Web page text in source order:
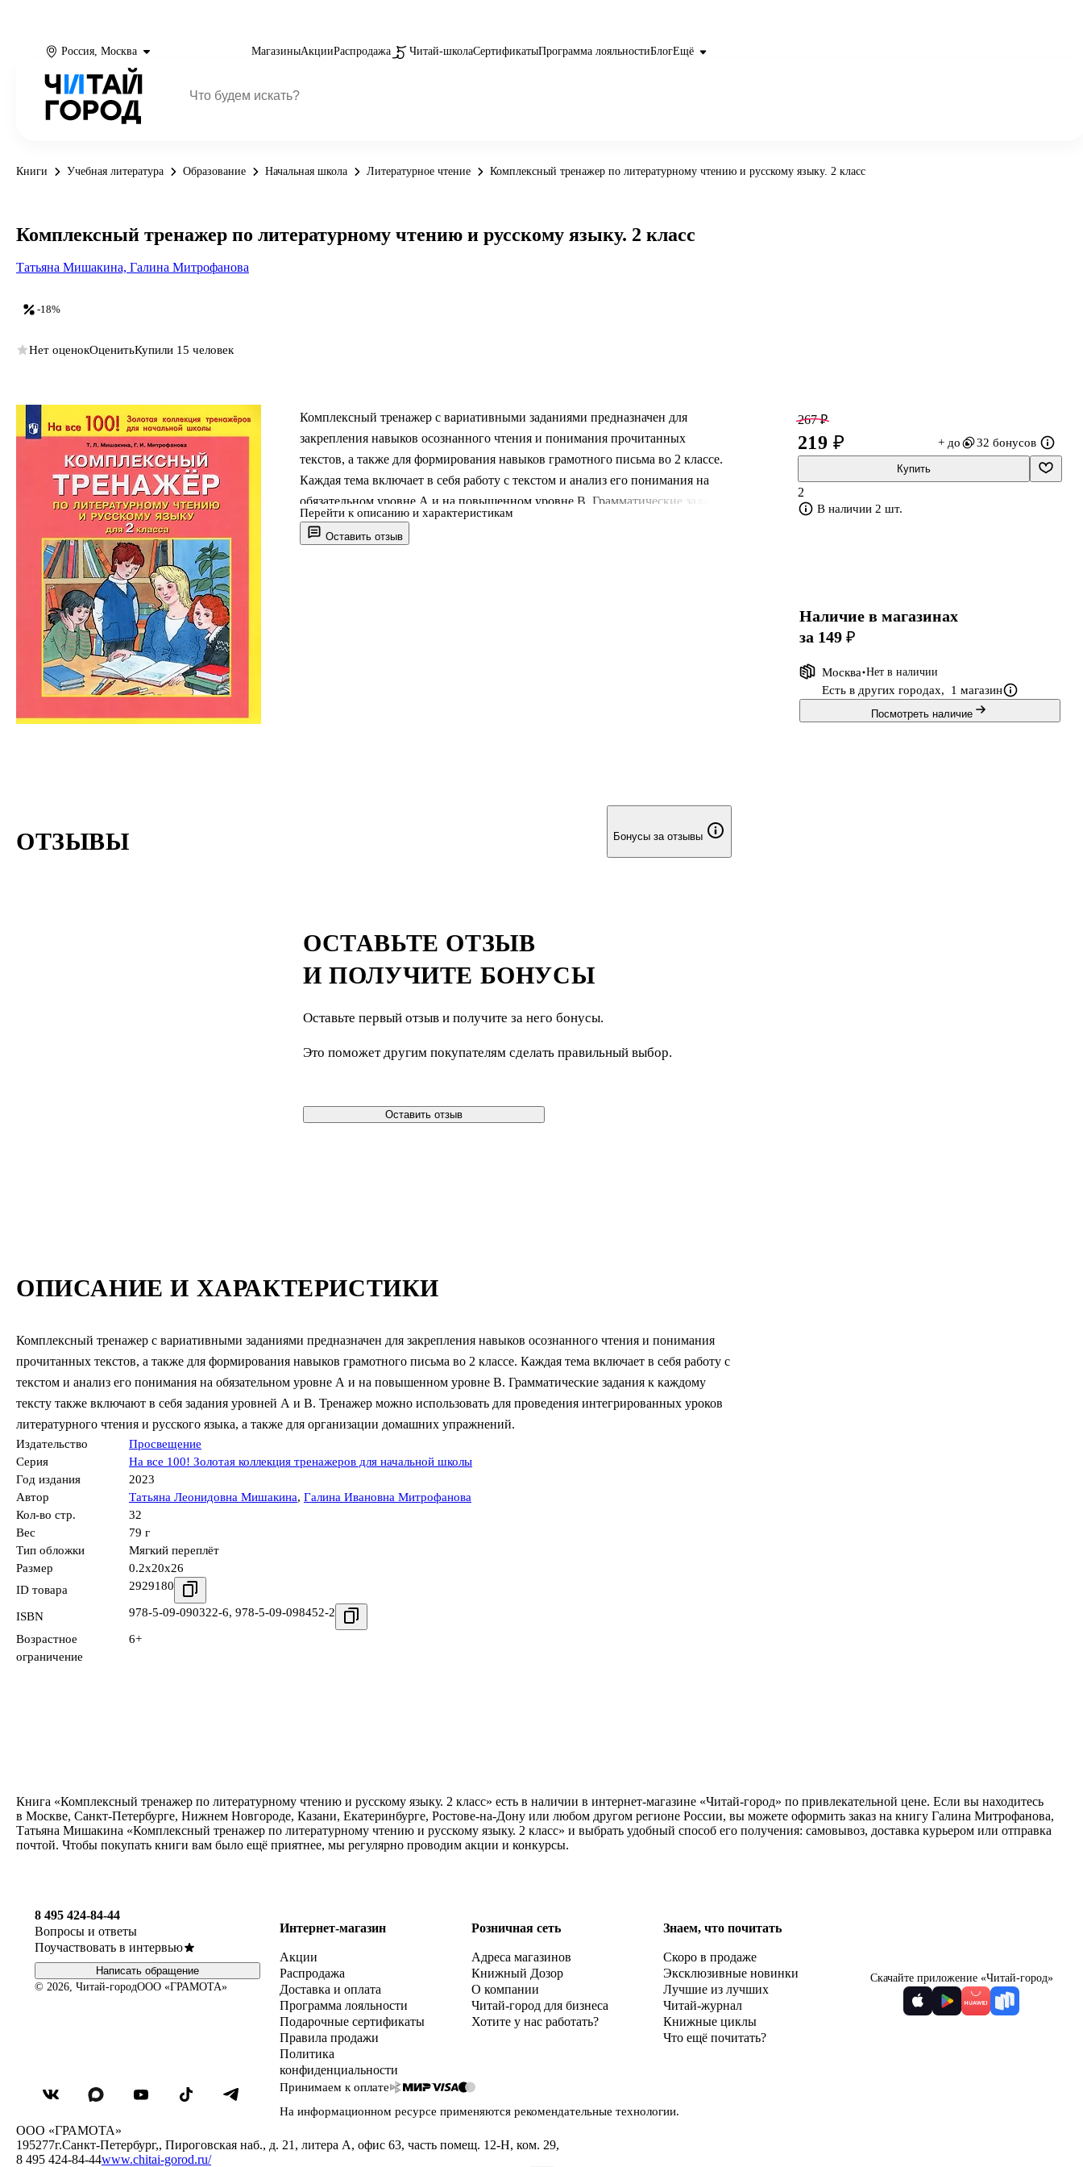
Россия, Москва МагазиныАкцииРаспродажа Читай-школаСертификатыПрограмма лояльностиБлогЕщё
Книги Учебная литература Образование Начальная школа Литературное чтение Комплексный тренажер по литературному чтению и русскому языку. 2 класс
Оставить отзыв
Комплексный тренажер с вариативными заданиями предназначен для
закрепления навыков осознанного чтения и понимания прочитанных
текстов, а также для формирования навыков грамотного письма во 2 классе.
Каждая тема включает в себя работу с текстом и анализ его понимания на
обязательном уровне А и на повышенном уровне В. Грамматические задания
к каждому тексту также включают в себя задания уровней А и В. Тренажер
можно использовать для проведения интегрированных уроков литературного
Перейти к описанию и характеристикам
-18%
Комплексный тренажер по литературному чтению и русскому языку. 2 класс
Татьяна Мишакина, Галина Митрофанова
Нет оценокОценитьКупили 15 человек
267 ₽
219 ₽ + до 32 бонусов
Купить
2
В наличии 2 шт.
Наличие в магазинах
за 149 ₽
Москва Нет в наличии
Есть в других городах, 1 магазин
Посмотреть наличие
ОПИСАНИЕ И ХАРАКТЕРИСТИКИ
Комплексный тренажер с вариативными заданиями предназначен для закрепления навыков осознанного чтения и понимания
прочитанных текстов, а также для формирования навыков грамотного письма во 2 классе. Каждая тема включает в себя работу с
текстом и анализ его понимания на обязательном уровне А и на повышенном уровне В. Грамматические задания к каждому
тексту также включают в себя задания уровней А и В. Тренажер можно использовать для проведения интегрированных уроков
литературного чтения и русского языка, а также для организации домашних упражнений.
Издательство
Просвещение
Серия
На все 100! Золотая коллекция тренажеров для начальной школы
Год издания
2023
Автор
Татьяна Леонидовна Мишакина, Галина Ивановна Митрофанова
Кол-во стр.
32
Вес
79 г
Тип обложки
Мягкий переплёт
Размер
0.2x20x26
ID товара
2929180
ISBN 978-5-09-090322-6, 978-5-09-098452-2
Возрастное
ограничение
6+
ОТЗЫВЫ Бонусы за отзывы
ОСТАВЬТЕ ОТЗЫВ
И ПОЛУЧИТЕ БОНУСЫ
Оставьте первый отзыв и получите за него бонусы.
Это поможет другим покупателям сделать правильный выбор.
Оставить отзыв
Книга «Комплексный тренажер по литературному чтению и русскому языку. 2 класс» есть в наличии в интернет-магазине «Читай-город» по привлекательной цене. Если вы находитесь
в Москве, Санкт-Петербурге, Нижнем Новгороде, Казани, Екатеринбурге, Ростове-на-Дону или любом другом регионе России, вы можете оформить заказ на книгу Галина Митрофанова,
Татьяна Мишакина «Комплексный тренажер по литературному чтению и русскому языку. 2 класс» и выбрать удобный способ его получения: самовывоз, доставка курьером или отправка
почтой. Чтобы покупать книги вам было ещё приятнее, мы регулярно проводим акции и конкурсы.
8 495 424-84-44
Вопросы и ответы
Поучаствовать в интервью
Написать обращение
© 2026, Читай-городООО «ГРАМОТА»
Интернет-магазин
Акции
Распродажа
Доставка и оплата
Программа лояльности
Подарочные сертификаты
Правила продажи
Политика
конфиденциальности
Розничная сеть
Адреса магазинов
Книжный Дозор
О компании
Читай-город для бизнеса
Хотите у нас работать?
Знаем, что почитать
Скоро в продаже
Эксклюзивные новинки
Лучшие из лучших
Читай-журнал
Книжные циклы
Что ещё почитать?
Принимаем к оплате
На информационном ресурсе применяются рекомендательные технологии.
Скачайте приложение «Читай-город»
ООО «ГРАМОТА»
195277г.Санкт-Петербург,, Пироговская наб., д. 21, литера А, офис 63, часть помещ. 12-Н, ком. 29,
8 495 424-84-44www.chitai-gorod.ru/